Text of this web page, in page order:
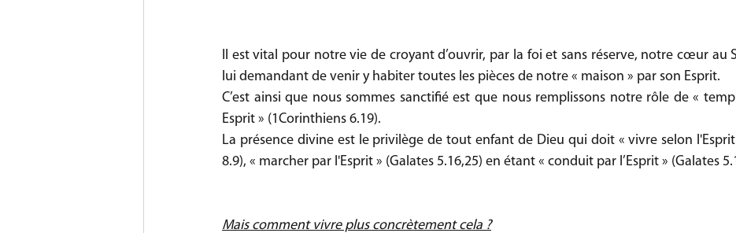
Il est vital pour notre vie de croyant d’ouvrir, par la foi et sans réserve, notre cœur au
lui demandant de venir y habiter toutes les pièces de notre « maison » par son Esprit.
C’est ainsi que nous sommes sanctifié est que nous remplissons notre rôle de «
Esprit » (1Corinthiens 6.19).
La présence divine est le privilège de tout enfant de Dieu qui doit « vivre selon
8.9), « marcher par l'Esprit » (Galates 5.16,25) en étant « conduit par l’Esprit » (Galates
Mais comment vivre plus concrètement cela ?